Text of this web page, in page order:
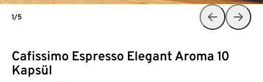
Cafissimo Espresso Elegant Aroma 10
Kapsül
1/5